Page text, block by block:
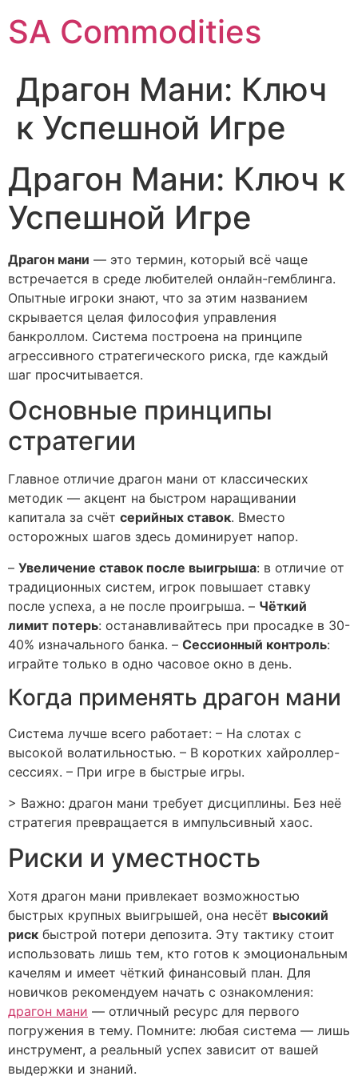
SA Commodities
Драгон Мани: Ключ
к Успешной Игре
Драгон Мани: Ключ к
Успешной Игре
Драгон мани — это термин, который всё чаще
встречается в среде любителей онлайн-гемблинга.
Опытные игроки знают, что за этим названием
скрывается целая философия управления
банкроллом. Система построена на принципе
агрессивного стратегического риска, где каждый
шаг просчитывается.
Основные принципы
стратегии
Главное отличие драгон мани от классических
методик — акцент на быстром наращивании
капитала за счёт серийных ставок. Вместо
осторожных шагов здесь доминирует напор.
– Увеличение ставок после выигрыша: в отличие от
традиционных систем, игрок повышает ставку
после успеха, а не после проигрыша. – Чёткий
лимит потерь: останавливайтесь при просадке в 30-
40% изначального банка. – Сессионный контроль:
играйте только в одно часовое окно в день.
Когда применять драгон мани
Система лучше всего работает: – На слотах с
высокой волатильностью. – В коротких хайроллер-
сессиях. – При игре в быстрые игры.
> Важно: драгон мани требует дисциплины. Без неё
стратегия превращается в импульсивный хаос.
Риски и уместность
Хотя драгон мани привлекает возможностью
быстрых крупных выигрышей, она несёт высокий
риск быстрой потери депозита. Эту тактику стоит
использовать лишь тем, кто готов к эмоциональным
качелям и имеет чёткий финансовый план. Для
новичков рекомендуем начать с ознакомления:
драгон мани — отличный ресурс для первого
погружения в тему. Помните: любая система — лишь
инструмент, а реальный успех зависит от вашей
выдержки и знаний.